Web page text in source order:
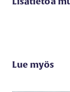
Lue myös